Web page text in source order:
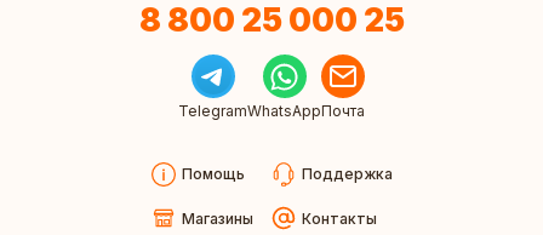
8 800 25 000 25
TelegramWhatsAppПочта
Помощь Поддержка
Магазины Контакты